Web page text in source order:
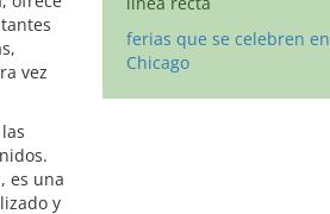
vez
es una
y
ferias que se celebren en
Chicago